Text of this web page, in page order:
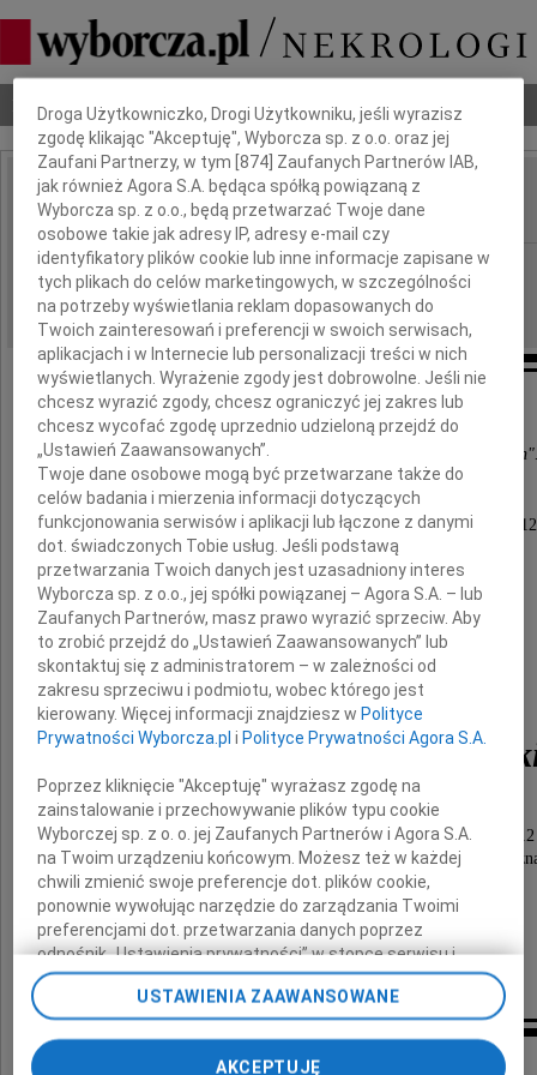
Nekrologi Odeszli Poradnik pogrzebowy
IMIĘ I NAZWISKO: Aleksander Kulczyński
REGION: Poznań
DATA EMISJI: 15.02.2012
" Kochany człowiek nigdy nie umiera,
żyje wciąż w myślach, słowach i
Z sercem pełnym bólu pragnę zawiadomić, że w dniu 10 lutego
najukochańszy i najdroższy Mąż
Aleksander
Uroczystość pogrzebowa odbędzie się 16 lutego
o godzinie 13.10 na cmentarzu junikowskim w
Pogrążona w żałobie
żona
Kondolencje
Dbamy o Twoją prywatność
Droga Użytkowniczko, Drogi Użytkowniku, jeśli wyrazisz
zgodę klikając "Akceptuję", Wyborcza sp. z o.o. oraz jej
Zaufani Partnerzy, w tym [874 ] Zaufanych Partnerów IAB,
jak również Agora S.A. będąca spółką powiązaną z
Wyborcza sp. z o.o., będą przetwarzać Twoje dane
osobowe takie jak adresy IP, adresy e-mail czy
identyfikatory plików cookie lub inne informacje zapisane w
tych plikach do celów marketingowych, w szczególności
na potrzeby wyświetlania reklam dopasowanych do
Twoich zainteresowań i preferencji w swoich serwisach,
aplikacjach i w Internecie lub personalizacji treści w nich
wyświetlanych. Wyrażenie zgody jest dobrowolne. Jeśli nie
chcesz wyrazić zgody, chcesz ograniczyć jej zakres lub
chcesz wycofać zgodę uprzednio udzieloną przejdź do
„Ustawień Zaawansowanych”.
Twoje dane osobowe mogą być przetwarzane także do
celów badania i mierzenia informacji dotyczących
funkcjonowania serwisów i aplikacji lub łączone z danymi
dot. świadczonych Tobie usług. Jeśli podstawą
przetwarzania Twoich danych jest uzasadniony interes
Wyborcza sp. z o.o., jej spółki powiązanej – Agora S.A. – lub
Zaufanych Partnerów, masz prawo wyrazić sprzeciw. Aby
to zrobić przejdź do „Ustawień Zaawansowanych” lub
skontaktuj się z administratorem – w zależności od
zakresu sprzeciwu i podmiotu, wobec którego jest
kierowany. Więcej informacji znajdziesz w Polityce
Prywatności Wyborcza.pl i Polityce Prywatności Agora S.A.
Poprzez kliknięcie "Akceptuję" wyrażasz zgodę na
zainstalowanie i przechowywanie plików typu cookie
Wyborczej sp. z o. o. jej Zaufanych Partnerów i Agora S.A.
na Twoim urządzeniu końcowym. Możesz też w każdej
chwili zmienić swoje preferencje dot. plików cookie,
ponownie wywołując narzędzie do zarządzania Twoimi
preferencjami dot. przetwarzania danych poprzez
odnośnik „Ustawienia prywatności” w stopce serwisu i
przechodząc do sekcji „Ustawienia zaawansowane”.
Zmiana ustawień plików cookie możliwa jest także za
pomocą ustawień przeglądarki.
USTAWIENIA ZAAWANSOWANE
AKCEPTUJĘ